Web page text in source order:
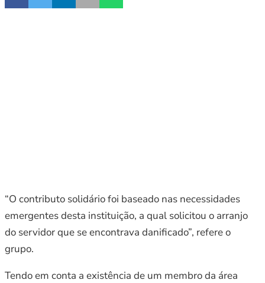
“O contributo solidário foi baseado nas necessidades
emergentes desta instituição, a qual solicitou o arranjo
do servidor que se encontrava danificado”, refere o
grupo.
Tendo em conta a existência de um membro da área